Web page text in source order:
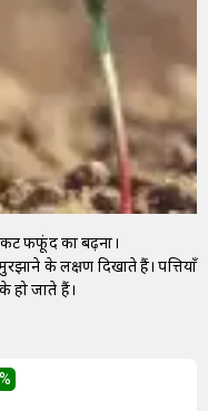
फफूंद का बढ़ना।
के लक्षण दिखाते हैं। पत्तियाँ
हो जाते हैं।
%